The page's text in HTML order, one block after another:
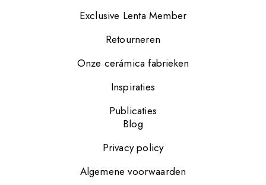
Exclusive Lenta Member
Retourneren
Onze cerámica fabrieken
Inspiraties
Publicaties
Blog
Privacy policy
Algemene voorwaarden